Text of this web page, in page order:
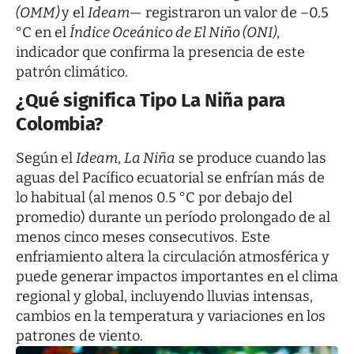
(OMM)y elIdeam— registraron un valor de –0.5
°C en elÍndice Oceánico de El Niño (ONI),
indicador que confirma la presencia de este
patrón climático.
¿Qué significa Tipo La Niña para
Colombia?
Según elIdeam, La Niña se produce cuando las
aguas del Pacífico ecuatorial se enfrían más de
lo habitual (al menos 0.5 °C por debajo del
promedio) durante un período prolongado de al
menos cinco meses consecutivos. Este
enfriamiento altera la circulación atmosférica y
puede generar impactos importantes en el clima
regional y global, incluyendo lluvias intensas,
cambios en la temperatura y variaciones en los
patrones de viento.